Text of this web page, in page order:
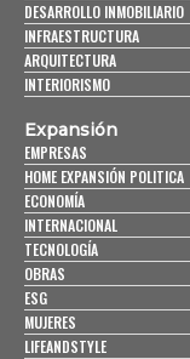
DESARROLLO INMOBILIARIO
INFRAESTRUCTURA
ARQUITECTURA
INTERIORISMO
Expansión
EMPRESAS
HOME EXPANSIÓN POLITICA
ECONOMÍA
INTERNACIONAL
TECNOLOGÍA
OBRAS
ESG
MUJERES
LIFEANDSTYLE